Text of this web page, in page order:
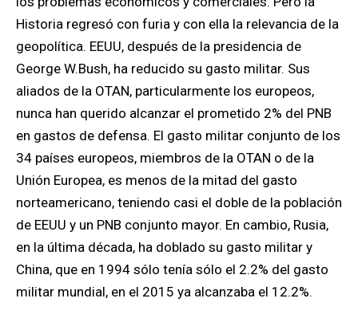
Historia regresó con furia y con ella la relevancia de la
geopolítica. EEUU, después de la presidencia de
George W.Bush, ha reducido su gasto militar. Sus
aliados de la OTAN, particularmente los europeos,
nunca han querido alcanzar el prometido 2% del PNB
en gastos de defensa. El gasto militar conjunto de los
34 países europeos, miembros de la OTAN o de la
Unión Europea, es menos de la mitad del gasto
norteamericano, teniendo casi el doble de la población
de EEUU y un PNB conjunto mayor. En cambio, Rusia,
en la última década, ha doblado su gasto militar y
China, que en 1994 sólo tenía sólo el 2.2% del gasto
militar mundial, en el 2015 ya alcanzaba el 12.2%.